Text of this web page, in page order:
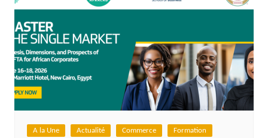
A la Une Actualité Commerce Formation